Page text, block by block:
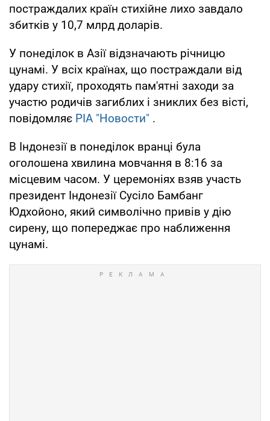
постраждалих країн стихійне лихо завдало
збитків у 10,7 млрд доларів.
У понеділок в Азії відзначають річницю
цунамі. У всіх країнах, що постраждали від
удару стихії, проходять пам'ятні заходи за
участю родичів загиблих і зниклих без вісті,
повідомляє РІА "Новости" .
В Індонезії в понеділок вранці була
оголошена хвилина мовчання в 8:16 за
місцевим часом. У церемоніях взяв участь
президент Індонезії Сусіло Бамбанг
Юдхойоно, який символічно привів у дію
сирену, що попереджає про наближення
цунамі.